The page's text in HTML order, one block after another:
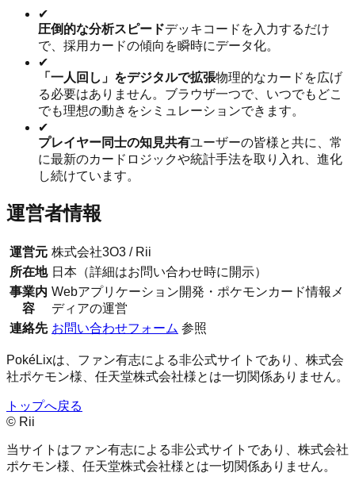
✔
圧倒的な分析スピードデッキコードを入力するだけ
で、採用カードの傾向を瞬時にデータ化。
✔
「一人回し」をデジタルで拡張物理的なカードを広げ
る必要はありません。ブラウザ一つで、いつでもどこ
でも理想の動きをシミュレーションできます。
✔
プレイヤー同士の知見共有ユーザーの皆様と共に、常
に最新のカードロジックや統計手法を取り入れ、進化
し続けています。
運営者情報
運営元 株式会社3O3 / Rii
所在地 日本（詳細はお問い合わせ時に開示）
事業内
容
Webアプリケーション開発・ポケモンカード情報メ
ディアの運営
連絡先 お問い合わせフォーム 参照
PokéLixは、ファン有志による非公式サイトであり、株式会
社ポケモン様、任天堂株式会社様とは一切関係ありません。
トップへ戻る
© Rii
当サイトはファン有志による非公式サイトであり、株式会社
ポケモン様、任天堂株式会社様とは一切関係ありません。